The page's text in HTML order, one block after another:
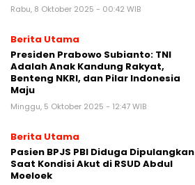
Rabu, 8 Oktober 2025 - 00:42 WIB
Berita Utama
Presiden Prabowo Subianto: TNI
Adalah Anak Kandung Rakyat,
Benteng NKRI, dan Pilar Indonesia
Maju
Minggu, 5 Oktober 2025 - 12:47 WIB
Berita Utama
Pasien BPJS PBI Diduga Dipulangkan
Saat Kondisi Akut di RSUD Abdul
Moeloek